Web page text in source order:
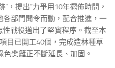
，提出“力爭用10年擺佈時間，
各部門聞令而動，配合推進，一
性戰役邁出了堅實程序。截至本
目已開工40個，完成造林種草
色樊籬正不斷延長、加固。